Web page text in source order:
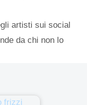
artisti sui social
da chi non lo